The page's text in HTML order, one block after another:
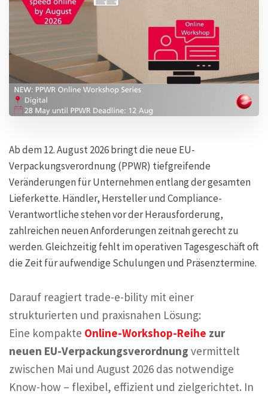
Ab dem 12. August 2026 bringt die neue EU-
Verpackungsverordnung (PPWR) tiefgreifende
Veränderungen für Unternehmen entlang der gesamten
Lieferkette. Händler, Hersteller und Compliance-
Verantwortliche stehen vor der Herausforderung,
zahlreichen neuen Anforderungen zeitnah gerecht zu
werden. Gleichzeitig fehlt im operativen Tagesgeschäft oft
die Zeit für aufwendige Schulungen und Präsenztermine.
Darauf reagiert trade-e-bility mit einer
strukturierten und praxisnahen Lösung:
Eine kompakte Online-Workshop-Reihe zur
neuen EU-Verpackungsverordnung vermittelt
zwischen Mai und August 2026 das notwendige
Know-how – flexibel, effizient und zielgerichtet. In